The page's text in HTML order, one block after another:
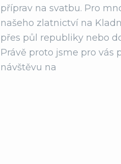
příprav na svatbu. Pro
našeho zlatnictví na
přes půl republiky nebo
Právě proto jsme pro vás
návštěvu na